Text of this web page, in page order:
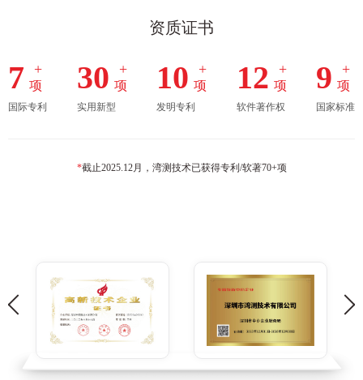
资质证书
7 +
项
国际专利
30 +
项
实用新型
10 +
项
发明专利
12 +
项
软件著作权
9 +
项
国家标准
*截止2025.12月，湾测技术已获得专利/软著70+项